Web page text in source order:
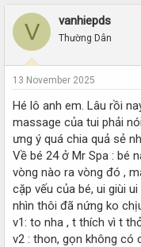
e
d
a
e
r
r
d
e
V vanhiepds
Thường Dân
13 November 2025
Hé lô anh em. Lâu rồi
massage của tui phải
ưng ý quá chia quả sẻ
Về bé 24 ở Mr Spa : bé
vòng nào ra vòng đó ,
cặp vếu của bé, ui giùi
nhìn thôi đã nứng ko
v1: to nha , t thích vì t
v2 : thon, gọn không có